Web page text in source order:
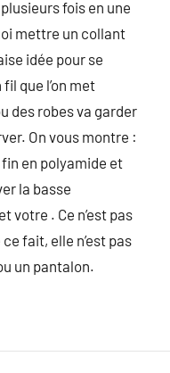
fois en une
mettre un collant
idée pour se
que l’on met
des robes va garder
On vous montre :
en polyamide et
la basse
. Ce n’est pas
fait, elle n’est pas
un pantalon.